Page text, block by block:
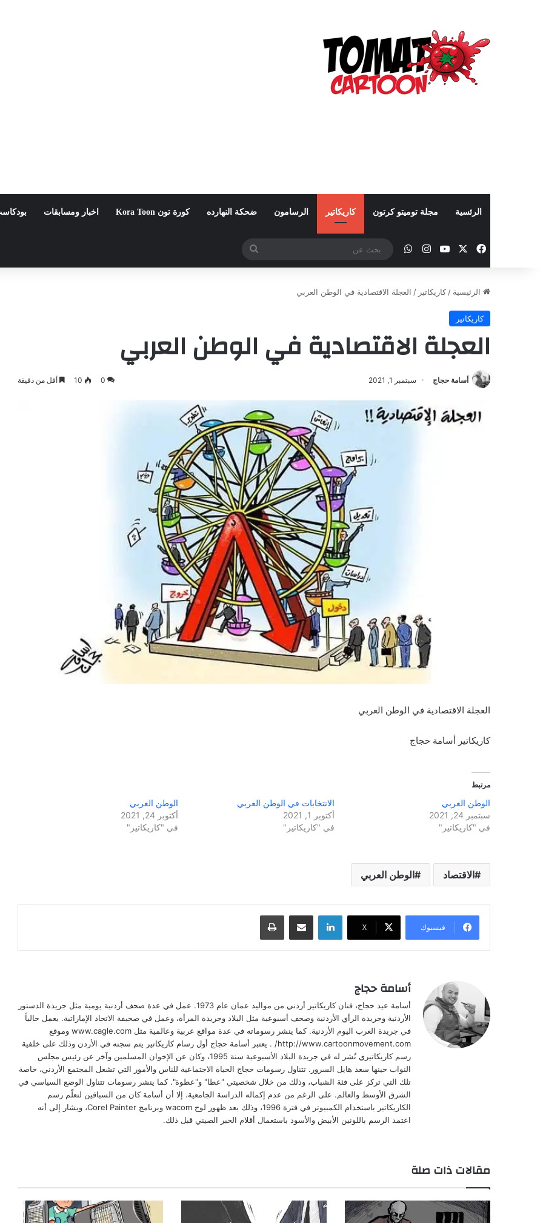
الرئسية مجلة توميتو كرتون كاريكاتير الرسامون ضحكة النهارده كورة تون Kora Toon اخبار ومسابقات
فيسبوك ‫YouTube
انستقرامواتساب
بحث
عن
الرئيسية / كاريكاتير / العجلة الاقتصادية في الوطن العربي
كاريكاتير
العجلة الاقتصادية في الوطن العربي
أسامة حجاج سبتمبر 1, 2021 0
10 أقل من دقيقة
العجلة الاقتصادية في الوطن العربي
كاريكاتير أسامة حجاج
مرتبط
الوطن العربي
سبتمبر 24, 2021
في "كاريكاتير"
الانتخابات في الوطن العربي
أكتوبر 1, 2021
في "كاريكاتير"
الوطن العربي
أكتوبر 24, 2021
في "كاريكاتير"
الاقتصاد الوطن العربي
فيسبوك ‫X
لينكدإن مشاركة عبر البريد طباعة
أسامة حجاج
أسامة عيد حجاج، فنان كاريكاتير أردني من مواليد عمان عام 1973. عمل في عدة صحف أردنية يومية مثل جريدة الدستور
الأردنية وجريدة الرأي الأردنية وصحف أسبوعية مثل البلاد وجريدة المرأة، وعمل في صحيفة الاتحاد الإماراتية. يعمل حالياً
في جريدة العرب اليوم الأردنية. كما ينشر رسوماته في عدة مواقع عربية وعالمية مثل www.cagle.com وموقع
http://www.cartoonmovement.com/ . يعتبر أسامة حجاج أول رسام كاريكاتير يتم سجنه في الأردن وذلك على خلفية
رسم كاريكاتيري نُشر له في جريدة البلاد الأسبوعية سنة 1995، وكان عن الإخوان المسلمين وآخر عن رئيس مجلس
النواب حينها سعد هايل السرور. تتناول رسومات حجاج الحياة الاجتماعية للناس والأمور التي تشغل المجتمع الأردني، خاصة
تلك التي تركز على فئة الشباب، وذلك من خلال شخصيتي "عطا" و"عطوة". كما ينشر رسومات تتناول الوضع السياسي في
الشرق الأوسط والعالم. على الرغم من عدم إكماله الدراسة الجامعية، إلا أن أسامة كان من السباقين لتعلّم رسم
الكاريكاتير باستخدام الكمبيوتر في فترة 1996، وذلك بعد ظهور لوح wacom وبرنامج Corel Painter، ويشار إلى أنه
اعتمد الرسم باللونين الأبيض والأسود باستعمال أقلام الحبر الصيني قبل ذلك.
مقالات ذات صلة